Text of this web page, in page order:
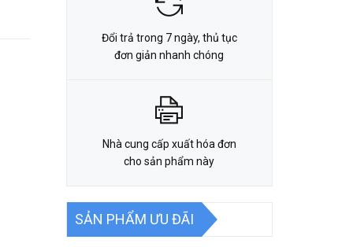
Đổi trả trong 7 ngày, thủ tục
đơn giản nhanh chóng
Nhà cung cấp xuất hóa đơn
cho sản phẩm này
SẢN PHẨM ƯU ĐÃI